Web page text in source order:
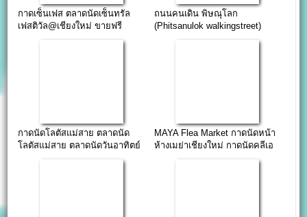
กาดเซ็นเฟส ตลาดนัดเซ็นทรัล
เฟสติวัล@เชียงใหม่ ขายฟรี
ถนนคนเดิน พิษณุโลก
(Phitsanulok walkingstreet)
กาดนัดโลตัสแม่สาย ตลาดนัด
โลตัสแม่สาย ตลาดนัดวันอาทิตย์
MAYA Flea Market กาดนัดหน้า
ห้างเมย่าเชียงใหม่ กาดนัดคลีเอ